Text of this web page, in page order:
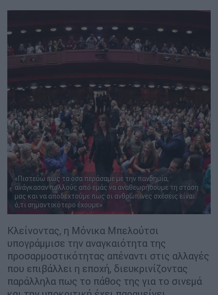
«Πιστεύω πως τα όσα περάσαμε με την πανδημία,
ανάγκασαν πολλούς από εμάς να αναθεωρήσουμε τη στάση
μας και να αποδεχτούμε πως οι ανθρώπινες σχέσεις είναι
ό,τι σημαντικότερο έχουμε»
Κλείνοντας, η Μόνικα Μπελούτσι
υπογράμμισε την αναγκαιότητα της
προσαρμοστικότητας απέναντι στις αλλαγές
που επιβάλλει η εποχή, διευκρινίζοντας
παράλληλα πως το πάθος της για το σινεμά